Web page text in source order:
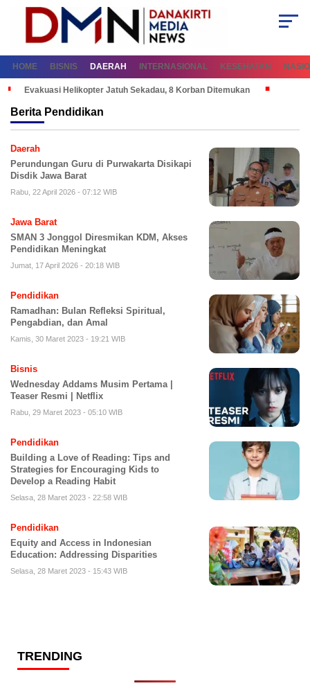
HOME BISNIS DAERAH INTERNASIONAL KESEHATAN
Evakuasi Helikopter Jatuh Sekadau, 8 Korban Ditemukan
Berita Pendidikan
Daerah
Perundungan Guru di Purwakarta Disikapi
Disdik Jawa Barat
Rabu, 22 April 2026 - 07:12 WIB
Jawa Barat
SMAN 3 Jonggol Diresmikan KDM, Akses
Pendidikan Meningkat
Jumat, 17 April 2026 - 20:18 WIB
Pendidikan
Ramadhan: Bulan Refleksi Spiritual,
Pengabdian, dan Amal
Kamis, 30 Maret 2023 - 19:21 WIB
Bisnis
Wednesday Addams Musim Pertama |
Teaser Resmi | Netflix
Rabu, 29 Maret 2023 - 05:10 WIB
Pendidikan
Building a Love of Reading: Tips and
Strategies for Encouraging Kids to
Develop a Reading Habit
Selasa, 28 Maret 2023 - 22:58 WIB
Pendidikan
Equity and Access in Indonesian
Education: Addressing Disparities
Selasa, 28 Maret 2023 - 15:43 WIB
TRENDING